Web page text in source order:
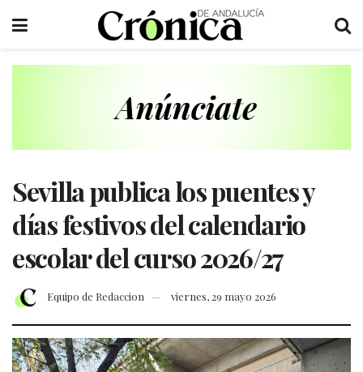
Sevilla publica los puentes y
días festivos del calendario
escolar del curso 2026/27
Equipo de Redaccion viernes, 29 mayo 2026